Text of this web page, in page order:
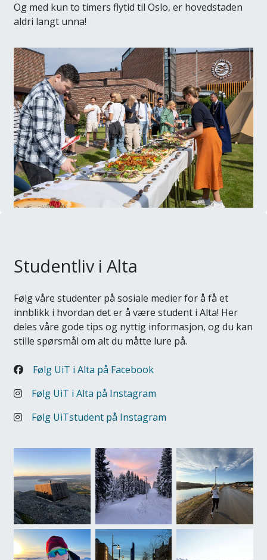
Og med kun to timers flytid til Oslo, er hovedstaden
aldri langt unna!
Studentliv i Alta
Følg våre studenter på sosiale medier for å få et
innblikk i hvordan det er å være student i Alta! Her
deles våre gode tips og nyttig informasjon, og du kan
stille spørsmål om alt du måtte lure på.
Følg UiT i Alta på Facebook
Følg UiT i Alta på Instagram
Følg UiTstudent på Instagram